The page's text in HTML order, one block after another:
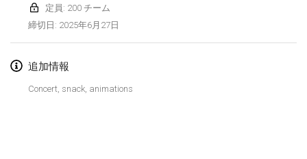
定員: 200 チーム
締切日 : 2025年6月27日
追加情報
Concert, snack, animations
Indoor de la CASAS
SM HalliMölkky - Finnish Championship
2025年2月15日|フィンランド